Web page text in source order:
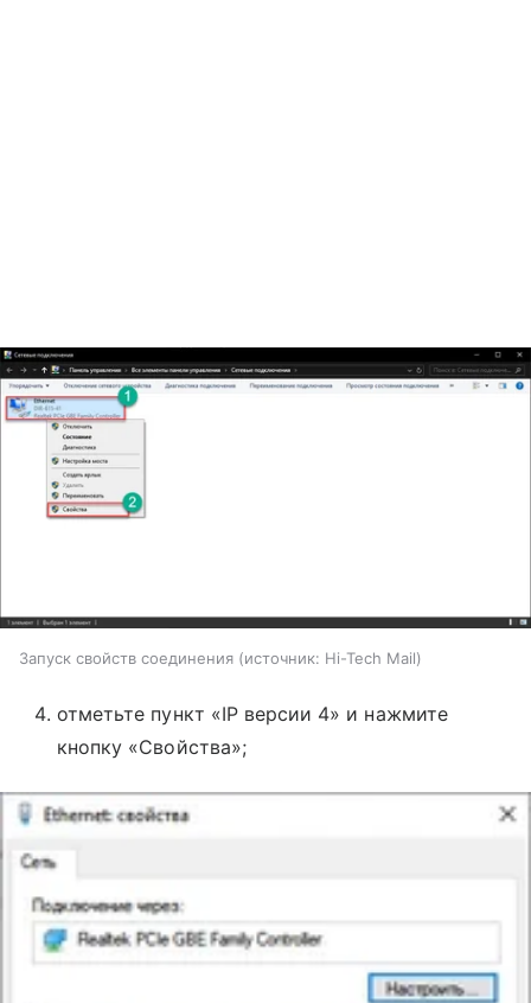
Запуск свойств соединения источник: Hi-Tech Mail
отметьте пункт «IP версии 4» и нажмите
кнопку «Свойства»;